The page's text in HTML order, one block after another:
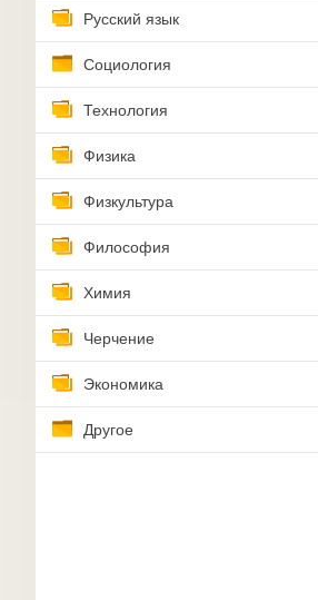
Русский язык
Социология
Технология
Физика
Физкультура
Философия
Химия
Черчение
Экономика
Другое